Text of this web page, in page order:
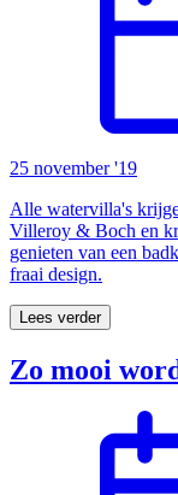
25 november '19
Alle watervilla's
Villeroy & Boch en
genieten van een
fraai design.
Lees verder
Zo mooi